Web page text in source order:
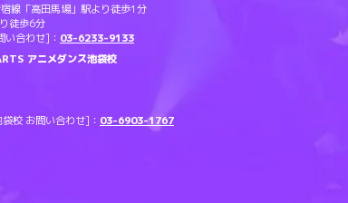
線「高田馬場」駅より徒歩1分
徒歩6分
い合わせ]： 03-6233-9133
アニメダンス池袋校
校 お問い合わせ]： 03-6903-1767